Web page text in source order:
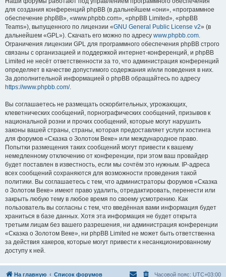
для создания конференций phpBB (в дальнейшем «они», «программное
обеспечение phpBB», «www.phpbb.com», «phpBB Limited», «phpBB
Teams»), выпущенного по лицензии «GNU General Public License v2» (в
дальнейшем «GPL»). Скачать его можно по адресу www.phpbb.com.
Ограничения лицензии GPL для программного обеспечения phpBB строго
связаны с организацией и поддержкой интернет-конференций, и phpBB
Limited не несёт ответственности за то, что администрация конференций
определяет в качестве допустимого содержания и/или поведения в них.
За дополнительной информацией о phpBB обращайтесь по адресу
https://www.phpbb.com/.
Вы соглашаетесь не размещать оскорбительных, угрожающих,
клеветнических сообщений, порнографических сообщений, призывов к
национальной розни и прочих сообщений, которые могут нарушить
законы вашей страны, страны, которая предоставляет услуги хостинга
для форумов «Сказка о Золотом Веке» или международное право.
Попытки размещения таких сообщений могут привести к вашему
немедленному отключению от конференции, при этом ваш провайдер
будет поставлен в известность, если мы сочтём это нужным. IP-адреса
всех сообщений сохраняются для возможности проведения такой
политики. Вы соглашаетесь с тем, что администраторы форумов «Сказка
о Золотом Веке» имеют право удалить, отредактировать, перенести или
закрыть любую тему в любое время по своему усмотрению. Как
пользователь вы согласны с тем, что введённая вами информация будет
храниться в базе данных. Хотя эта информация не будет открыта
третьим лицам без вашего разрешения, ни администрация конференции
«Сказка о Золотом Веке», ни phpBB Limited не может быть ответственна
за действия хакеров, которые могут привести к несанкционированному
доступу к ней.
На главную Список форумов Часовой пояс: UTC+03:00